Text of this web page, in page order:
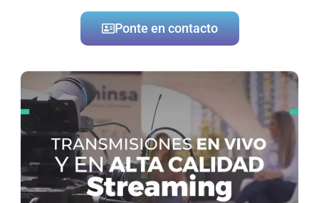
Ponte en contacto